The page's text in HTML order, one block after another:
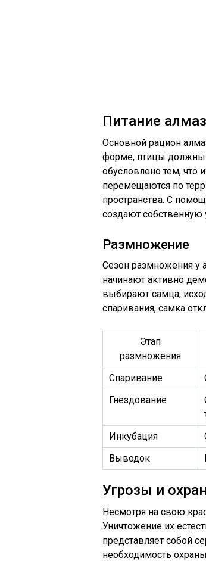
Питание
Основной рацион
форме, птицы должны
обусловлено тем, что
перемещаются по
пространства. С
создают собственную
Размножение
Сезон размножения у
начинают активно
выбирают самца,
спаривания, самка
Этап
размножения
Спаривание
Гнездование
Инкубация
Выводок
Угрозы и
Несмотря на свою
Уничтожение их
представляет собой
необходимость